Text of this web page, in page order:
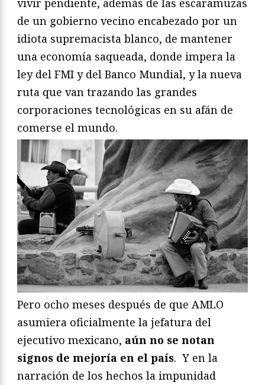
de un gobierno vecino encabezado por un
idiota supremacista blanco, de mantener
una economía saqueada, donde impera la
ley del FMI y del Banco Mundial, y la nueva
ruta que van trazando las grandes
corporaciones tecnológicas en su afán de
comerse el mundo.
Pero ocho meses después de que AMLO
asumiera oficialmente la jefatura del
ejecutivo mexicano, aún no se notan
signos de mejoría en el país. Y en la
narración de los hechos la impunidad